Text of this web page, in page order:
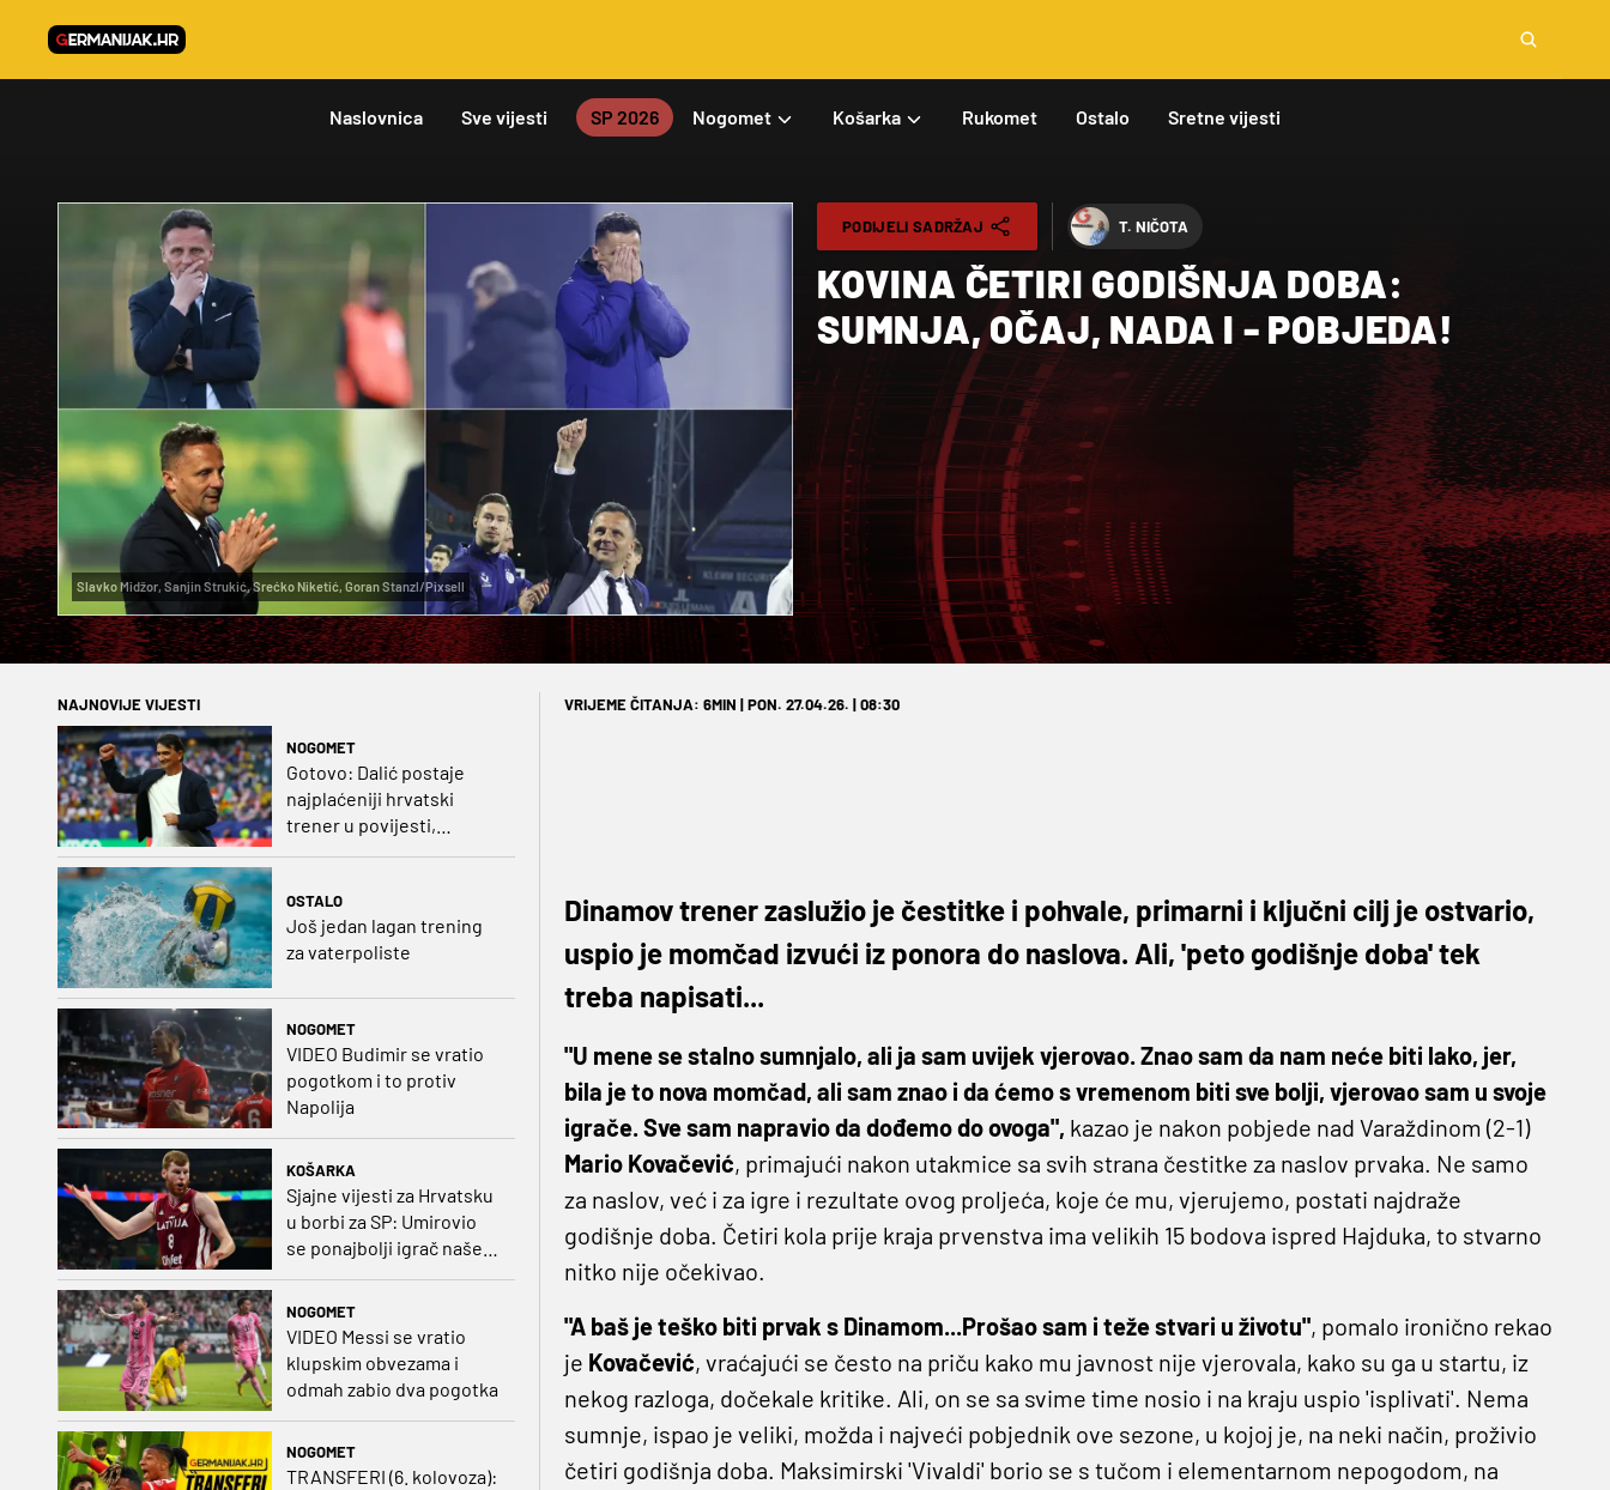
Naslovnica Sve vijesti SP 2026 Nogomet Košarka Rukomet Ostalo Sretne vijesti
Slavko Midžor, Sanjin Strukić, Srećko Niketić, Goran Stanzl/Pixsell
PODIJELI SADRŽAJ T. NIČOTA
KOVINA ČETIRI GODIŠNJA DOBA:
SUMNJA, OČAJ, NADA I - POBJEDA!
NAJNOVIJE VIJESTI
NOGOMET
Gotovo: Dalić postaje
najplaćeniji hrvatski
trener u povijesti,
OSTALO
Još jedan lagan trening
za vaterpoliste
NOGOMET
VIDEO Budimir se vratio
pogotkom i to protiv
Napolija
KOŠARKA
Sjajne vijesti za Hrvatsku
u borbi za SP: Umirovio
se ponajbolji igrač našeg
idućeg protivnika
NOGOMET
VIDEO Messi se vratio
klupskim obvezama i
odmah zabio dva pogotka
NOGOMET
TRANSFERI (6. kolovoza):
VRIJEME ČITANJA: 6MIN | PON. 27.04.26. | 08:30
Dinamov trener zaslužio je čestitke i pohvale, primarni i ključni cilj je ostvario,
uspio je momčad izvući iz ponora do naslova. Ali, 'peto godišnje doba' tek
treba napisati...
"U mene se stalno sumnjalo, ali ja sam uvijek vjerovao. Znao sam da nam neće biti lako, jer,
bila je to nova momčad, ali sam znao i da ćemo s vremenom biti sve bolji, vjerovao sam u svoje
igrače. Sve sam napravio da dođemo do ovoga", kazao je nakon pobjede nad Varaždinom (2-1)
Mario Kovačević, primajući nakon utakmice sa svih strana čestitke za naslov prvaka. Ne samo
za naslov, već i za igre i rezultate ovog proljeća, koje će mu, vjerujemo, postati najdraže
godišnje doba. Četiri kola prije kraja prvenstva ima velikih 15 bodova ispred Hajduka, to stvarno
nitko nije očekivao.
"A baš je teško biti prvak s Dinamom...Prošao sam i teže stvari u životu", pomalo ironično rekao
je Kovačević, vraćajući se često na priču kako mu javnost nije vjerovala, kako su ga u startu, iz
nekog razloga, dočekale kritike. Ali, on se sa svime time nosio i na kraju uspio 'isplivati'. Nema
sumnje, ispao je veliki, možda i najveći pobjednik ove sezone, u kojoj je, na neki način, proživio
četiri godišnja doba. Maksimirski 'Vivaldi' borio se s tučom i elementarnom nepogodom, na